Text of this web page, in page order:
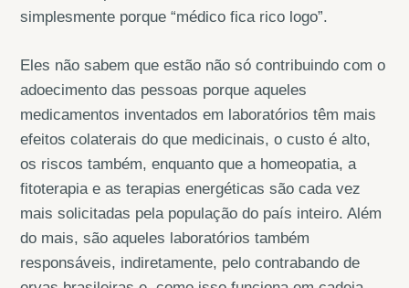
simplesmente porque “médico fica rico logo”.
Eles não sabem que estão não só contribuindo com o
adoecimento das pessoas porque aqueles
medicamentos inventados em laboratórios têm mais
efeitos colaterais do que medicinais, o custo é alto,
os riscos também, enquanto que a homeopatia, a
fitoterapia e as terapias energéticas são cada vez
mais solicitadas pela população do país inteiro. Além
do mais, são aqueles laboratórios também
responsáveis, indiretamente, pelo contrabando de